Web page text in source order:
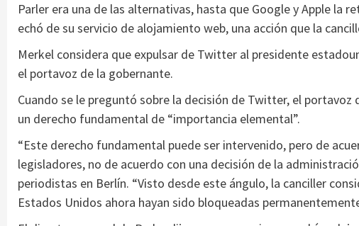
Parler era una de las alternativas, hasta que Google y Apple la
echó de su servicio de alojamiento web, una acción que la
Merkel considera que expulsar de Twitter al presidente
el portavoz de la gobernante.
Cuando se le preguntó sobre la decisión de Twitter, el
un derecho fundamental de “importancia elemental”.
“Este derecho fundamental puede ser intervenido, pero de
legisladores, no de acuerdo con una decisión de la
periodistas en Berlín. “Visto desde este ángulo, la canciller
Estados Unidos ahora hayan sido bloqueadas